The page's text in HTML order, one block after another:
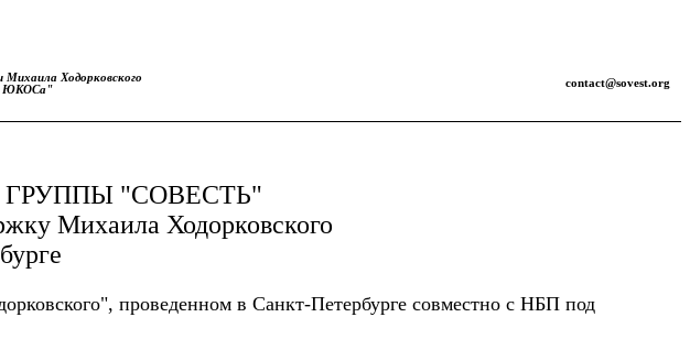
Михаила Ходорковского
ЮКОСа"
contact@sovest.org
"СОВЕСТЬ"
Михаила Ходорковского
проведенном в Санкт-Петербурге совместно с НБП под